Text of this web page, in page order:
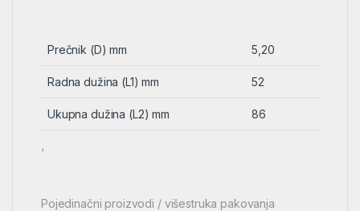
Prečnik (D) mm 5,20
Radna dužina (L1) mm 52
Ukupna dužina (L2) mm 86
‘
Pojedinačni proizvodi / višestruka pakovanja